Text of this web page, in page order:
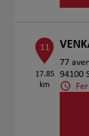
11
17.85
km
77
94100